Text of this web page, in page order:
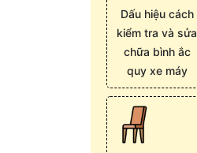
Dấu hiệu cách
kiểm tra và sửa
chữa bình ắc
quy xe máy